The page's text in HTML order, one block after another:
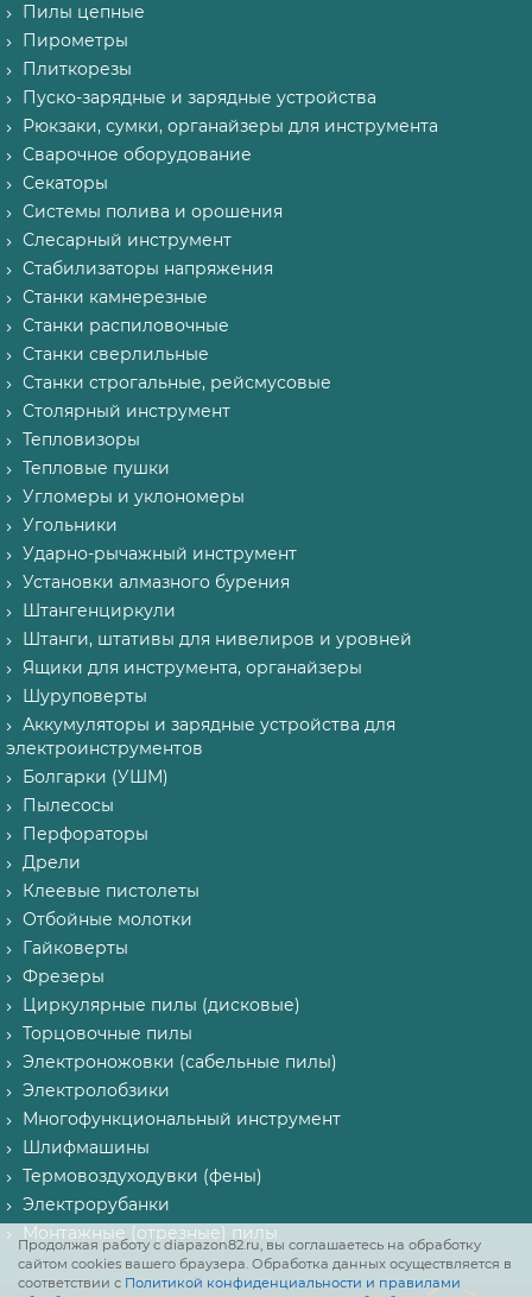
Продолжая работу с diapazon82.ru, вы соглашаетесь на обработку
сайтом cookies вашего браузера. Обработка данных осуществляется в
соответствии с Политикой конфиденциальности и правилами
Пилы цепные
Пирометры
Плиткорезы
Пуско-зарядные и зарядные устройства
Рюкзаки, сумки, органайзеры для инструмента
Сварочное оборудование
Секаторы
Системы полива и орошения
Слесарный инструмент
Стабилизаторы напряжения
Станки камнерезные
Станки распиловочные
Станки сверлильные
Станки строгальные, рейсмусовые
Столярный инструмент
Тепловизоры
Тепловые пушки
Угломеры и уклономеры
Угольники
Ударно-рычажный инструмент
Установки алмазного бурения
Штангенциркули
Штанги, штативы для нивелиров и уровней
Ящики для инструмента, органайзеры
Шуруповерты
Аккумуляторы и зарядные устройства для
электроинструментов
Болгарки (УШМ)
Пылесосы
Перфораторы
Дрели
Клеевые пистолеты
Отбойные молотки
Гайковерты
Фрезеры
Циркулярные пилы (дисковые)
Торцовочные пилы
Электроножовки (сабельные пилы)
Электролобзики
Многофункциональный инструмент
Шлифмашины
Термовоздуходувки (фены)
Электрорубанки
Монтажные (отрезные) пилы